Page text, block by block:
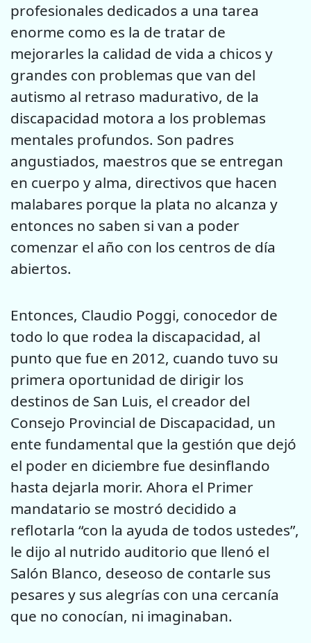
profesionales dedicados a una tarea
enorme como es la de tratar de
mejorarles la calidad de vida a chicos y
grandes con problemas que van del
autismo al retraso madurativo, de la
discapacidad motora a los problemas
mentales profundos. Son padres
angustiados, maestros que se entregan
en cuerpo y alma, directivos que hacen
malabares porque la plata no alcanza y
entonces no saben si van a poder
comenzar el año con los centros de día
abiertos.
Entonces, Claudio Poggi, conocedor de
todo lo que rodea la discapacidad, al
punto que fue en 2012, cuando tuvo su
primera oportunidad de dirigir los
destinos de San Luis, el creador del
Consejo Provincial de Discapacidad, un
ente fundamental que la gestión que dejó
el poder en diciembre fue desinflando
hasta dejarla morir. Ahora el Primer
mandatario se mostró decidido a
reflotarla “con la ayuda de todos ustedes”,
le dijo al nutrido auditorio que llenó el
Salón Blanco, deseoso de contarle sus
pesares y sus alegrías con una cercanía
que no conocían, ni imaginaban.